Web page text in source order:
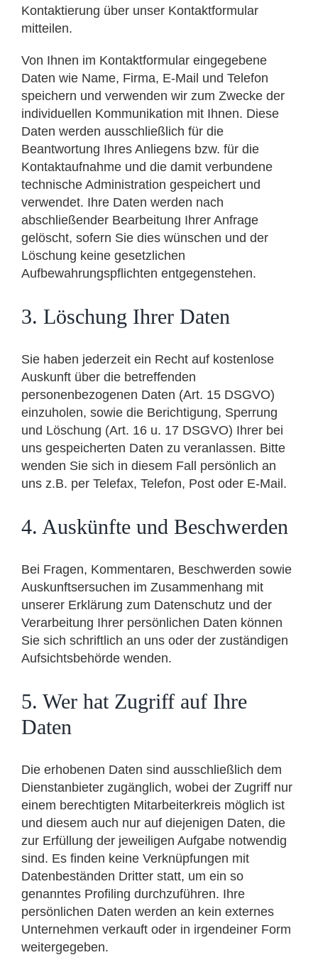
Kontaktierung über unser Kontaktformular
mitteilen.
Von Ihnen im Kontaktformular eingegebene
Daten wie Name, Firma, E-Mail und Telefon
speichern und verwenden wir zum Zwecke der
individuellen Kommunikation mit Ihnen. Diese
Daten werden ausschließlich für die
Beantwortung Ihres Anliegens bzw. für die
Kontaktaufnahme und die damit verbundene
technische Administration gespeichert und
verwendet. Ihre Daten werden nach
abschließender Bearbeitung Ihrer Anfrage
gelöscht, sofern Sie dies wünschen und der
Löschung keine gesetzlichen
Aufbewahrungspflichten entgegenstehen.
3. Löschung Ihrer Daten
Sie haben jederzeit ein Recht auf kostenlose
Auskunft über die betreffenden
personenbezogenen Daten (Art. 15 DSGVO)
einzuholen, sowie die Berichtigung, Sperrung
und Löschung (Art. 16 u. 17 DSGVO) Ihrer bei
uns gespeicherten Daten zu veranlassen. Bitte
wenden Sie sich in diesem Fall persönlich an
uns z.B. per Telefax, Telefon, Post oder E-Mail.
4. Auskünfte und Beschwerden
Bei Fragen, Kommentaren, Beschwerden sowie
Auskunftsersuchen im Zusammenhang mit
unserer Erklärung zum Datenschutz und der
Verarbeitung Ihrer persönlichen Daten können
Sie sich schriftlich an uns oder der zuständigen
Aufsichtsbehörde wenden.
5. Wer hat Zugriff auf Ihre
Daten
Die erhobenen Daten sind ausschließlich dem
Dienstanbieter zugänglich, wobei der Zugriff nur
einem berechtigten Mitarbeiterkreis möglich ist
und diesem auch nur auf diejenigen Daten, die
zur Erfüllung der jeweiligen Aufgabe notwendig
sind. Es finden keine Verknüpfungen mit
Datenbeständen Dritter statt, um ein so
genanntes Profiling durchzuführen. Ihre
persönlichen Daten werden an kein externes
Unternehmen verkauft oder in irgendeiner Form
weitergegeben.